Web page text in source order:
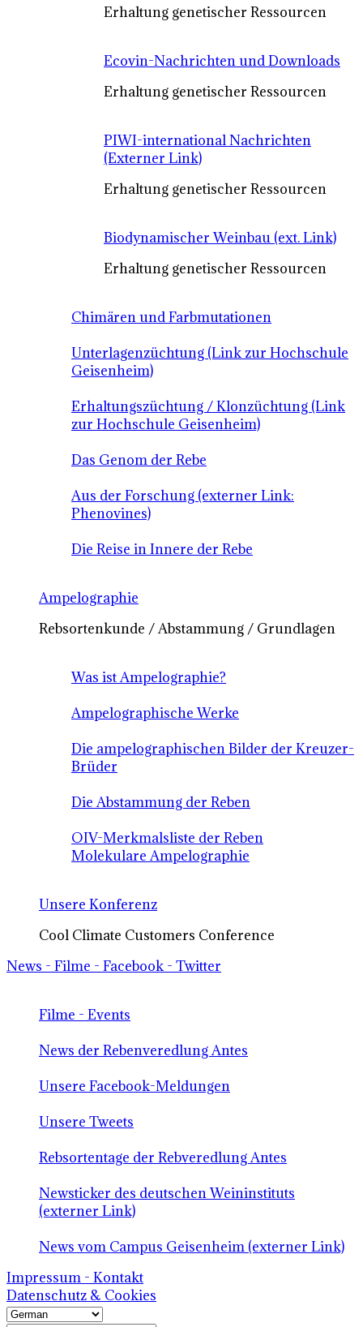
Erhaltung genetischer Ressourcen
Ecovin-Nachrichten und Downloads
Erhaltung genetischer Ressourcen
PIWI-international Nachrichten
(Externer Link)
Erhaltung genetischer Ressourcen
Biodynamischer Weinbau (ext. Link)
Erhaltung genetischer Ressourcen
Chimären und Farbmutationen
Unterlagenzüchtung (Link zur Hochschule
Geisenheim)
Erhaltungszüchtung / Klonzüchtung (Link
zur Hochschule Geisenheim)
Das Genom der Rebe
Aus der Forschung (externer Link:
Phenovines)
Die Reise in Innere der Rebe
Ampelographie
Rebsortenkunde / Abstammung / Grundlagen
Was ist Ampelographie?
Ampelographische Werke
Die ampelographischen Bilder der Kreuzer-
Brüder
Die Abstammung der Reben
OIV-Merkmalsliste der Reben
Molekulare Ampelographie
Unsere Konferenz
Cool Climate Customers Conference
News - Filme - Facebook - Twitter
Filme - Events
News der Rebenveredlung Antes
Unsere Facebook-Meldungen
Unsere Tweets
Rebsortentage der Rebveredlung Antes
Newsticker des deutschen Weininstituts
(externer Link)
News vom Campus Geisenheim (externer Link)
Impressum - Kontakt
Datenschutz & Cookies